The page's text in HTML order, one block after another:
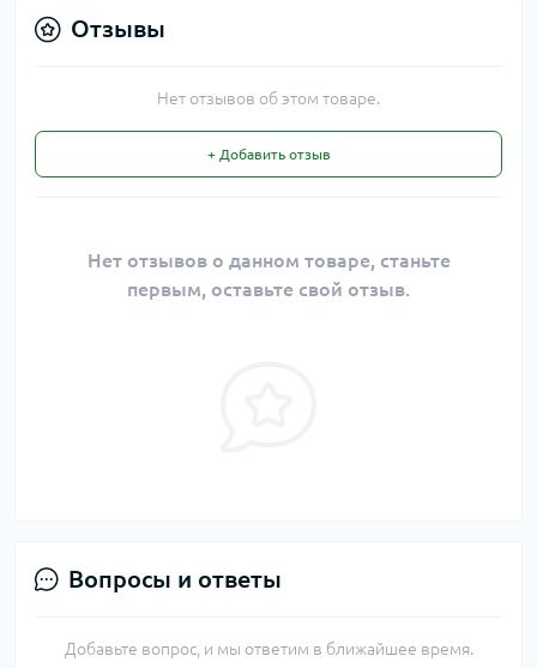
Отзывы
Нет отзывов об этом товаре.
+ Добавить отзыв
Нет отзывов о данном товаре, станьте
первым, оставьте свой отзыв.
Вопросы и ответы
Добавьте вопрос, и мы ответим в ближайшее время.